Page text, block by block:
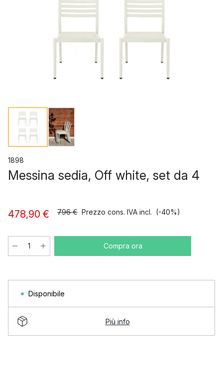
1898
Messina sedia, Off white, set da 4
478,90 € 796 € Prezzo cons. IVA incl. (-40%)
Compra ora
Disponibile
Più info